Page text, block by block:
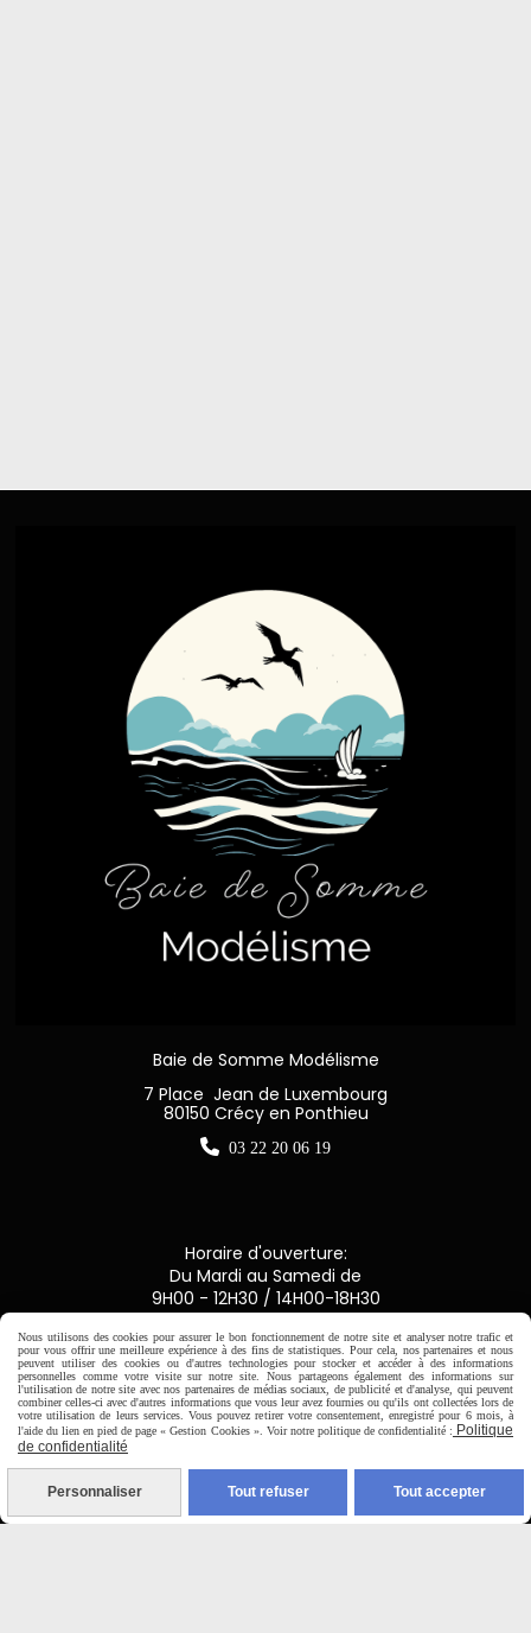
Baie de Somme Modélisme
7 Place Jean de Luxembourg
80150 Crécy en Ponthieu
 03 22 20 06 19
Horaire d'ouverture:
Du Mardi au Samedi de
9H00 - 12H30 / 14H00-18H30

Paiement sécurisé
Virement bancaire
Nous utilisons des cookies pour assurer le bon fonctionnement de notre site et analyser notre trafic et
pour vous offrir une meilleure expérience à des fins de statistiques. Pour cela, nos partenaires et nous
peuvent utiliser des cookies ou d'autres technologies pour stocker et accéder à des informations
personnelles comme votre visite sur notre site. Nous partageons également des informations sur
l'utilisation de notre site avec nos partenaires de médias sociaux, de publicité et d'analyse, qui peuvent
combiner celles-ci avec d'autres informations que vous leur avez fournies ou qu'ils ont collectées lors de
votre utilisation de leurs services. Vous pouvez retirer votre consentement, enregistré pour 6 mois, à
l'aide du lien en pied de page « Gestion Cookies ». Voir notre politique de confidentialité : Politique
de confidentialité
Personnaliser Tout refuser Tout accepter